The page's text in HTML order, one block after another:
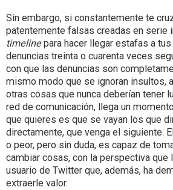
Sin embargo, si constantemente te
patentemente falsas creadas en serie
timelinepara hacer llegar estafas a
denuncias treinta o cuarenta veces
con que las denuncias son
mismo modo que se ignoran insultos,
otras cosas que nunca deberían tener
red de comunicación, llega un
que quieres es que se vayan los que
directamente, que venga el siguiente.
o peor, pero sin duda, es capaz de
cambiar cosas, con la perspectiva que
usuario de Twitter que, además, ha
extraerle valor.